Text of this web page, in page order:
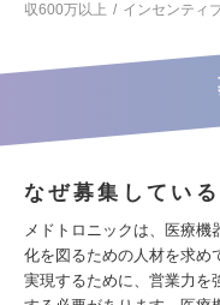
収600万以上
インセンティ
なぜ募集してい
メドトロニックは、医療機
化を図るための人材を求め
実現するために、営業力を